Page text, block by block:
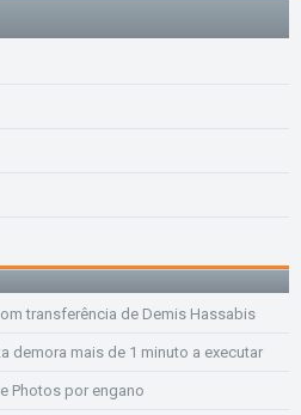
transferência de Demis Hassabis
demora mais de 1 minuto a executar
Photos por engano